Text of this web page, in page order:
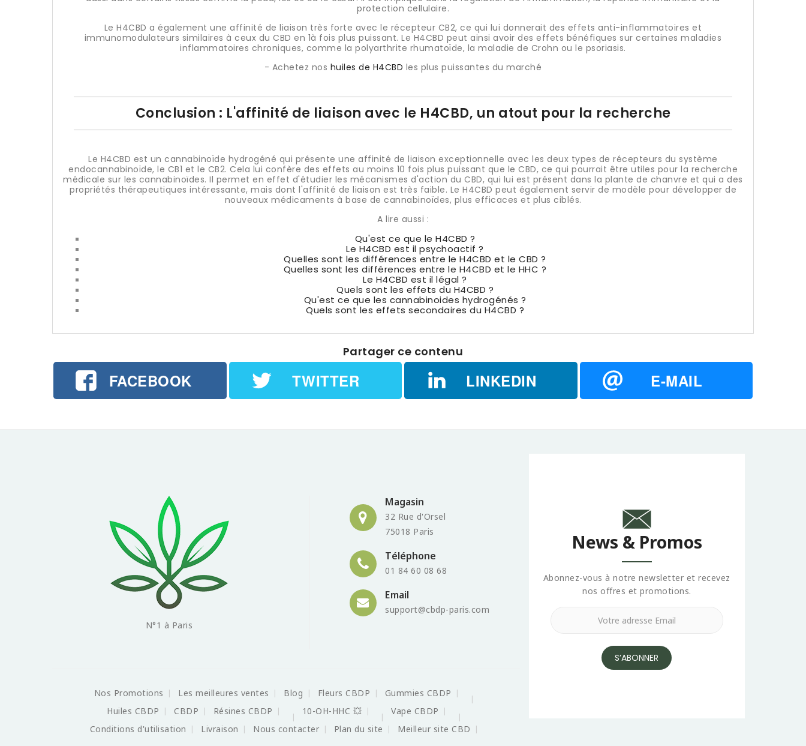
protection cellulaire.
Le H4CBD a également une affinité de liaison très forte avec le récepteur CB2, ce qui lui donnerait des effets anti-inflammatoires et
immunomodulateurs similaires à ceux du CBD en 1à fois plus puissant. Le H4CBD peut ainsi avoir des effets bénéfiques sur certaines maladies
inflammatoires chroniques, comme la polyarthrite rhumatoïde, la maladie de Crohn ou le psoriasis.
- Achetez nos huiles de H4CBD les plus puissantes du marché
Conclusion : L'affinité de liaison avec le H4CBD, un atout pour la recherche
Le H4CBD est un cannabinoïde hydrogéné qui présente une affinité de liaison exceptionnelle avec les deux types de récepteurs du système
endocannabinoïde, le CB1 et le CB2. Cela lui confère des effets au moins 10 fois plus puissant que le CBD, ce qui pourrait être utiles pour la recherche
médicale sur les cannabinoïdes. Il permet en effet d'étudier les mécanismes d'action du CBD, qui lui est présent dans la plante de chanvre et qui a des
propriétés thérapeutiques intéressante, mais dont l'affinité de liaison est très faible. Le H4CBD peut également servir de modèle pour développer de
nouveaux médicaments à base de cannabinoïdes, plus efficaces et plus ciblés.
A lire aussi :
Qu'est ce que le H4CBD ?
Le H4CBD est il psychoactif ?
Quelles sont les différences entre le H4CBD et le CBD ?
Quelles sont les différences entre le H4CBD et le HHC ?
Le H4CBD est il légal ?
Quels sont les effets du H4CBD ?
Qu'est ce que les cannabinoides hydrogénés ?
Quels sont les effets secondaires du H4CBD ?
Partager ce contenu
FACEBOOK TWITTER LINKEDIN E-MAIL
N°1 à Paris
Magasin
32 Rue d'Orsel
75018 Paris
Téléphone
01 84 60 08 68
Email
support@cbdp-paris.com
Nos Promotions Les meilleures ventes Blog Fleurs CBDP
Gummies CBDP
Huiles CBDP
CBDP Résines CBDP 10-OH-HHC 💥
Vape CBDP
Conditions d'utilisation
Livraison Nous contacter Plan du site Meilleur site CBD
News & Promos
Abonnez-vous à notre newsletter et recevez
nos offres et promotions.